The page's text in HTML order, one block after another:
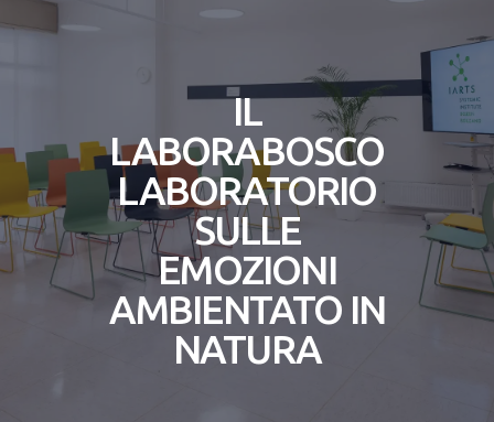
IL
LABORABOSCO
LABORATORIO
SULLE
EMOZIONI
AMBIENTATO IN
NATURA